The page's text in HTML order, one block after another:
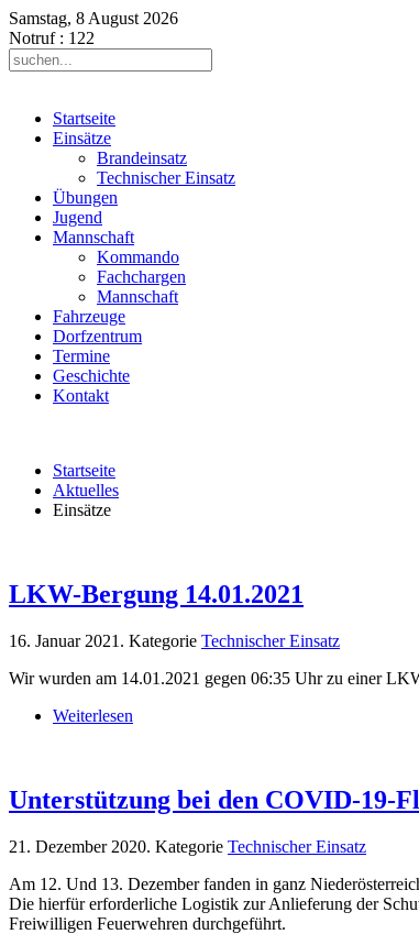
Samstag, 8 August 2026
Notruf: 122
Startseite
Einsätze
Brandeinsatz
Technischer Einsatz
Übungen
Jugend
Mannschaft
Kommando
Fachchargen
Mannschaft
Fahrzeuge
Dorfzentrum
Termine
Geschichte
Kontakt
Startseite
Aktuelles
Einsätze
LKW-Bergung 14.01.2021
16. Januar 2021 . Kategorie Technischer Einsatz
Wir wurden am 14.01.2021 gegen 06:35 Uhr zu einer
Weiterlesen
Unterstützung bei den COVID-19-
21. Dezember 2020. Kategorie Technischer Einsatz
Am 12. Und 13. Dezember fanden in ganz
Die hierfür erforderliche Logistik zur Anlieferung der
Freiwilligen Feuerwehren durchgeführt.